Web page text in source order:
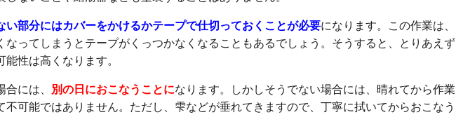
い部分にはカバーをかけるかテープで仕切っておくことが必要になります。この作業は、
なってしまうとテープがくっつかなくなることもあるでしょう。そうすると、とりあえず
性は高くなります。
には、 別の日におこなうことになります。しかしそうでない場合には、晴れてから作業
不可能ではありません。ただし、雫などが垂れてきますので、丁寧に拭いてからおこなう